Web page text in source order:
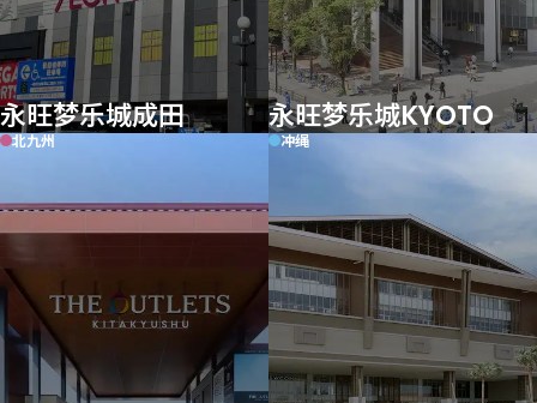
永旺梦乐城成田 永旺梦乐城KYOTO
北九州 冲绳